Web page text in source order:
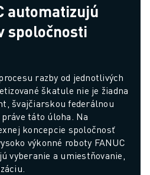
automatizujú
spoločnosti
razby od jednotlivých
škatule nie je žiadna
švajčiarskou federálnou
táto úloha. Na
koncepcie spoločnosť
výkonné roboty FANUC
vyberanie a umiestňovanie,